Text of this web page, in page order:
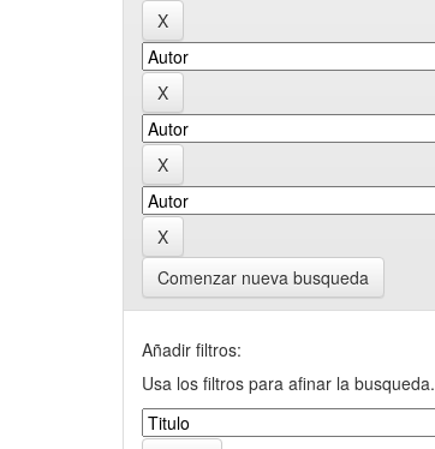
Comenzar nueva busqueda
Añadir filtros:
Usa los filtros para afinar la busqueda.